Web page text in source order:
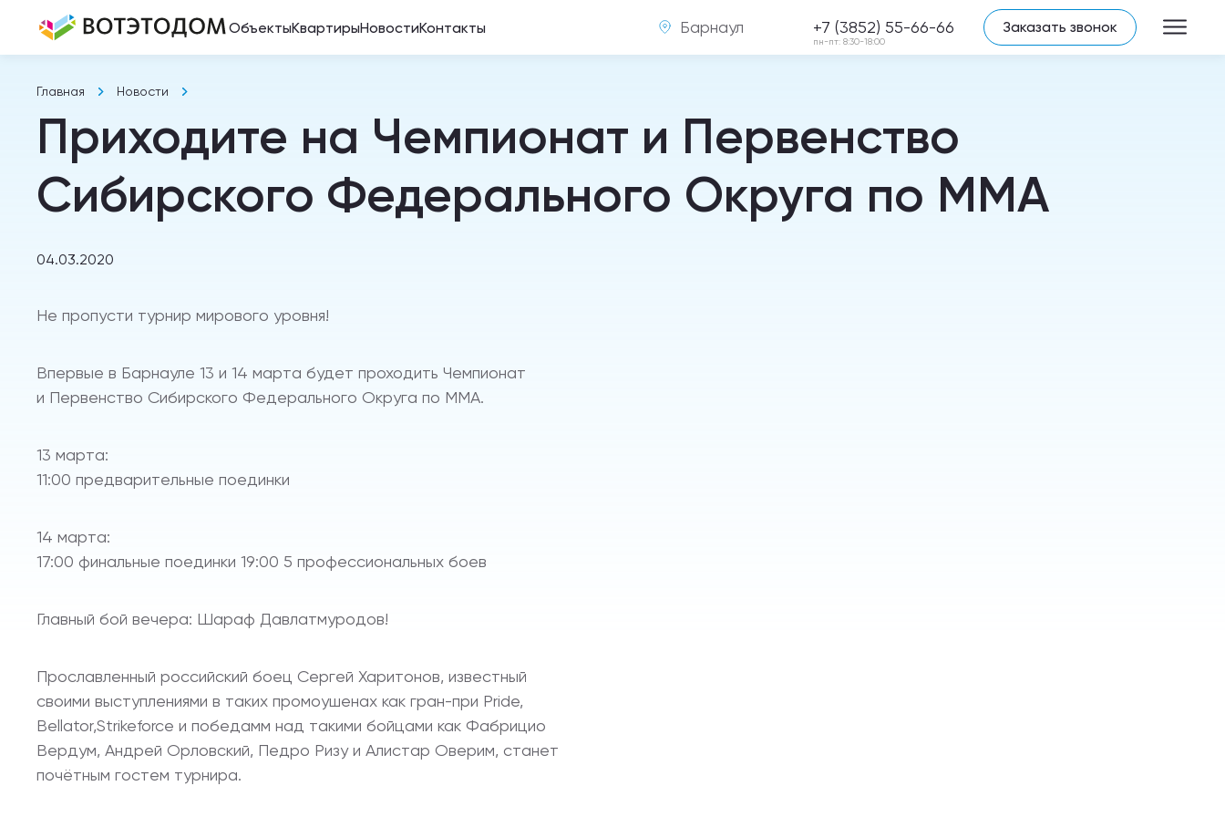
ОбъектыКвартирыНовостиКонтакты Барнаул +7 (3852) 55-66-66
пн-пт: 8:30-18:00
Заказать звонок
Главная Новости
Приходите на Чемпионат и Первенство
Сибирского Федерального Округа по ММА
04.03.2020
Не пропусти турнир мирового уровня!
Впервые в Барнауле 13 и 14 марта будет проходить Чемпионат
и Первенство Сибирского Федерального Округа по ММА.
13 марта:
11:00 предварительные поединки
14 марта:
17:00 финальные поединки 19:00 5 профессиональных боев
Главный бой вечера: Шараф Давлатмуродов!
Прославленный российский боец Сергей Харитонов, известный
своими выступлениями в таких промоушенах как гран-при Pride,
Bellator,Strikeforce и победамм над такими бойцами как Фабрицио
Вердум, Андрей Орловский, Педро Ризу и Алистар Оверим, станет
почётным гостем турнира.